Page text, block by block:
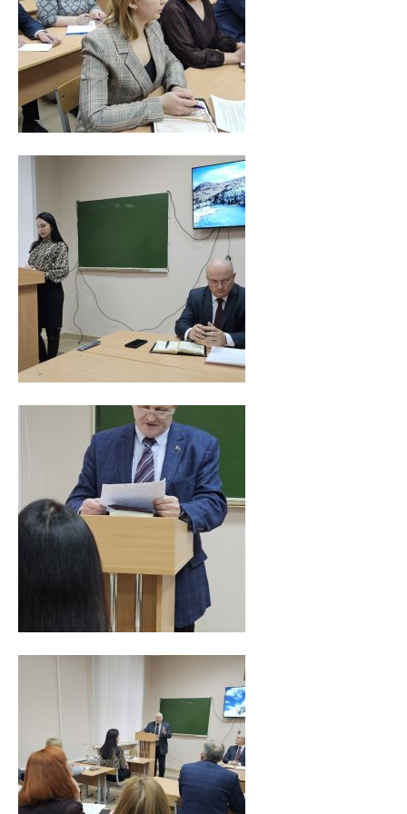
Медаль «За трудовые заслуги»
Почётная грамота Национального собрания РБ
Почётная грамота Совета Министров РБ
Благодарность Президента РБ
Заслуженный работник образования РБ
Благодарность Председателя Палаты представителей
Национального собрания РБ
Благодарность Администрации Президента РБ
Благодарность Премьер-министра РБ
АБИТУРИЕНТУ
Факультет довузовской подготовки
Стоимость обучения
Документы
Адрес
Для иностранных граждан
Личный кабинет абитуриента
Сроки вступительной кампании 2026
Количество поданных заявлений и конкурс 2026
Порядок приема в ВГМУ 2026
Нормативная документация
Целевая подготовка
Общая информация